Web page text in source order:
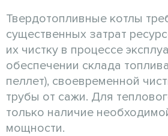
Твердотопливные котлы
существенных затрат
их чистку в процессе
обеспечении склада
пеллет), своевременной
трубы от сажи. Для
только наличие
мощности.